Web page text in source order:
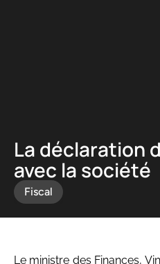
La déclaration
avec la société
Fiscal
Le ministre des Finances,